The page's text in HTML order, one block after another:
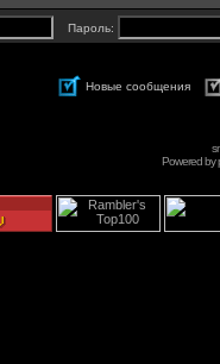
Пароль:
Новые сообщения
Powered by